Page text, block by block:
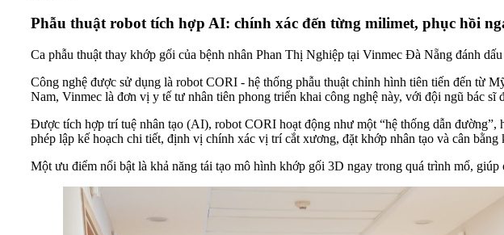
Phẫu thuật robot tích hợp AI: chính xác đến từng milimet, phục hồi
Ca phẫu thuật thay khớp gối của bệnh nhân Phan Thị Nghiệp tại Vinmec Đà Nẵng đánh
Công nghệ được sử dụng là robot CORI - hệ thống phẫu thuật chỉnh hình tiên tiến đến từ
Nam, Vinmec là đơn vị y tế tư nhân tiên phong triển khai công nghệ này, với đội ngũ bác sĩ
Được tích hợp trí tuệ nhân tạo (AI), robot CORI hoạt động như một “hệ thống dẫn
phép lập kế hoạch chi tiết, định vị chính xác vị trí cắt xương, đặt khớp nhân tạo và cân
Một ưu điểm nổi bật là khả năng tái tạo mô hình khớp gối 3D ngay trong quá trình mổ,